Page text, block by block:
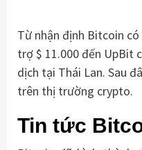
Từ nhận định Bitcoin
trợ $ 11.000 đến UpBit
dịch tại Thái Lan. Sau
trên thị trường crypto.
Tin tức